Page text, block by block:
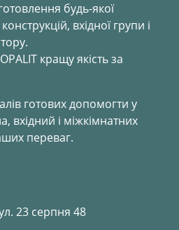
будь-якої
вхідної групи і
кращу якість за
готових допомогти у
вхідний і міжкімнатних
переваг.
23 серпня 48